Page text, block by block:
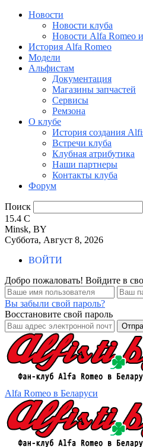
Новости
Новости клуба
Новости Alfa Romeo
История Alfa Romeo
Модели
Альфистам
Документация
Магазины запчастей
Сервисы
Ремзона
О клубе
История создания
Встречи клуба
Клубная атрибутика
Наши партнеры
Контакты клуба
Форум
Поиск
15.4 C
Minsk, BY
Суббота, Август 8, 2026
ВОЙТИ
Добро пожаловать! Войдите в
Вы забыли свой пароль?
Восстановите свой пароль
Alfa Romeo в Беларуси